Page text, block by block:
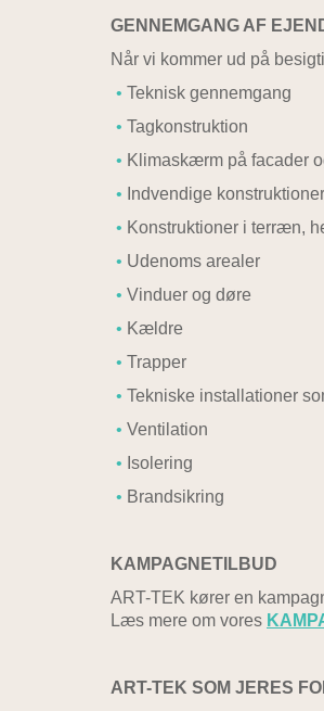
GENNEMGANG AF
Når vi kommer ud på
Teknisk gennemgang
Tagkonstruktion
Klimaskærm på facader
Indvendige konstruktioner
Konstruktioner i terræn,
Udenoms arealer
Vinduer og døre
Kældre
Trapper
Tekniske installationer
Ventilation
Isolering
Brandsikring
KAMPAGNETILBUD
ART-TEK kører en
Læs mere om vores
ART-TEK SOM JERES